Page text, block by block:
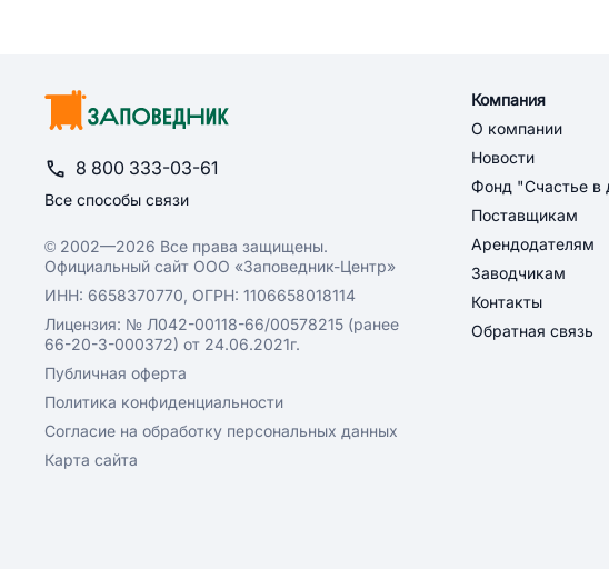
8 800 333-03-61
Все способы связи
© 2002—2026 Все права защищены.
Официальный сайт ООО «Заповедник-Центр»
ИНН: 6658370770, ОГРН: 1106658018114
Лицензия: № Л042-00118-66/00578215 (ранее
66-20-3-000372) от 24.06.2021г.
Публичная оферта
Политика конфиденциальности
Согласие на обработку персональных данных
Карта сайта
Компания
О компании
Новости
Фонд "Счастье в
Поставщикам
Арендодателям
Заводчикам
Контакты
Обратная связь